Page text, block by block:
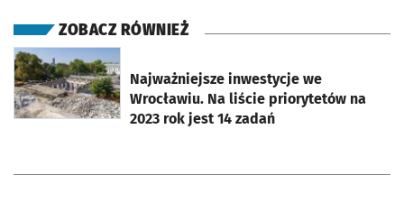
ZOBACZ RÓWNIEŻ
Najważniejsze inwestycje we
Wrocławiu. Na liście priorytetów na
2023 rok jest 14 zadań
otworzy się w nowej karcie